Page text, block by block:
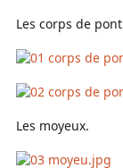
Les corps de
Les moyeux.